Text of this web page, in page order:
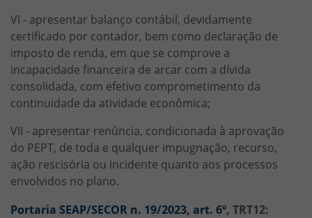
VI - apresentar balanço contábil, devidamente
certificado por contador, bem como declaração de
imposto de renda, em que se comprove a
incapacidade financeira de arcar com a dívida
consolidada, com efetivo comprometimento da
continuidade da atividade econômica;
VII - apresentar renúncia, condicionada à aprovação
do PEPT, de toda e qualquer impugnação, recurso,
ação rescisória ou incidente quanto aos processos
envolvidos no plano.
Portaria SEAP/SECOR n. 19/2023, art. 6º, TRT12: